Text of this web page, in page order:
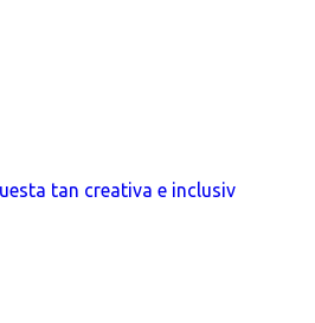
tan creativa e inclusiv